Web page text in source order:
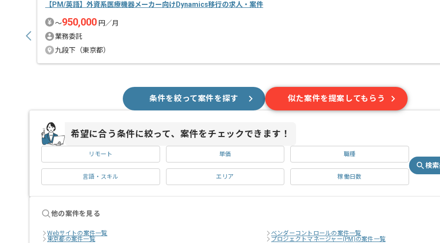
【PM/英語】外資系医療機器メーカー向けDynamics移行の求人・案件
〜950,000 円／月
業務委託
九段下（東京都）
条件を絞って案件を探す 似た案件を提案してもらう
希望に合う条件に絞って、案件をチェックできます！
リモート 単価 職種
言語・スキル エリア 稼働日数
検
他の案件を見る
Webサイトの案件一覧
ベンダーコントロールの案件一覧
東京都の案件一覧
プロジェクトマネージャー(PM)の案件一覧